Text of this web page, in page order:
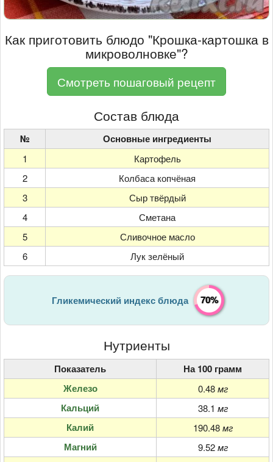
Как приготовить блюдо "Крошка-картошка в
микроволновке"?
Смотреть пошаговый рецепт
Состав блюда
№ Основные ингредиенты
1
Картофель
2
Колбаса копчёная
3
Сыр твёрдый
4
Сметана
5
Сливочное масло
6
Лук зелёный
Гликемический индекс блюда 70%
Нутриенты
Показатель
На 100 грамм
Железо
0.48 мг
Кальций 38.1 мг
Калий 190.48 мг
Магний 9.52 мг